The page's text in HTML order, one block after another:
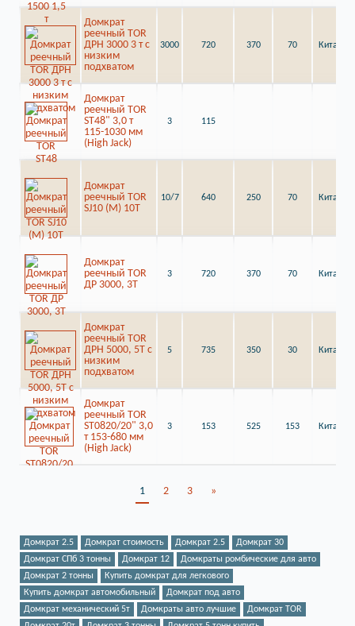
Домкрат
реечный TOR
ДРН 3000 3 т с
низким
подхватом
3000 720 370 70 Китай
Домкрат
реечный TOR
ST48" 3,0 т
115-1030 мм
(High Jack)
3 115
Домкрат
реечный TOR
SJ10 (M) 10Т
10/7 640 250 70 Китай
Домкрат
реечный TOR
ДР 3000, 3Т
3 720 370 70 Китай
Домкрат
реечный TOR
ДРН 5000, 5Т с
низким
подхватом
5 735 350 30 Китай
Домкрат
реечный TOR
ST0820/20" 3,0
т 153-680 мм
(High Jack)
3 153 525 153 Китай
1 2 3 »
Домкрат 2.5 Домкрат стоимость Домкрат 2.5
Домкрат 30
Домкрат СПб 3 тонны
Домкрат 12
Домкраты ромбические для авто
Домкрат 2 тонны
Купить домкрат для легкового
Купить домкрат автомобильный
Домкрат под авто
Домкрат механический 5т
Домкраты авто лучшие
Домкрат TOR